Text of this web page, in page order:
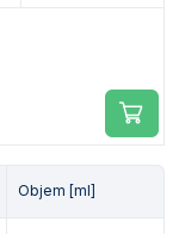
Objem [ml]